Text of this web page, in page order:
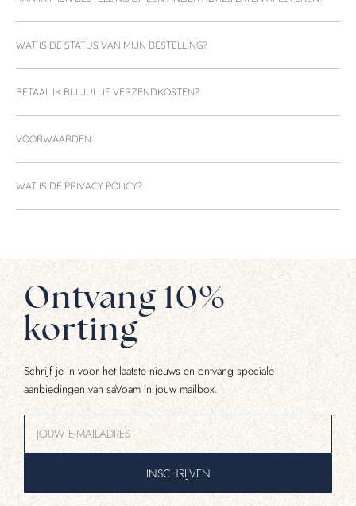
WAT IS DE STATUS VAN MIJN BESTELLING?
BETAAL IK BIJ JULLIE VERZENDKOSTEN?
VOORWAARDEN
WAT IS DE PRIVACY POLICY?
Ontvang 10%
korting
Schrijf je in voor het laatste nieuws en ontvang speciale
aanbiedingen van saVoam in jouw mailbox.
INSCHRIJVEN